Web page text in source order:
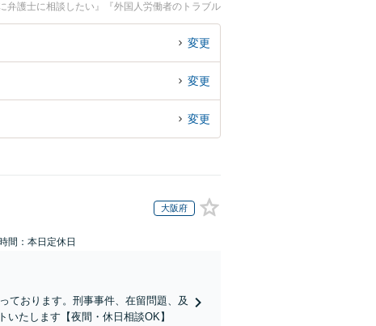
弁護士に相談したい』『外国人労働者のトラブル
約したい』などでお困りの相談者さんにおすすめ
変更
変更
変更
大阪府
間：本日定休日
ております。刑事事件、在留問題、及
たします【夜間・休日相談OK】